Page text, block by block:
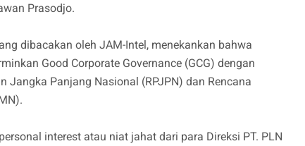
Prasodjo.
dibacakan oleh JAM-Intel, menekankan bahwa
Good Corporate Governance (GCG) dengan
Jangka Panjang Nasional (RPJPN) dan Rencana
interest atau niat jahat dari para Direksi PT. PLN